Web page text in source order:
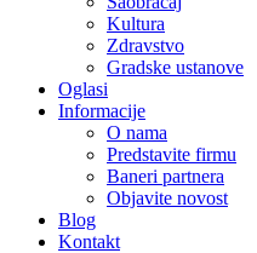
Kultura
Zdravstvo
Gradske ustanove
Oglasi
Informacije
O nama
Predstavite firmu
Baneri partnera
Objavite novost
Blog
Kontakt